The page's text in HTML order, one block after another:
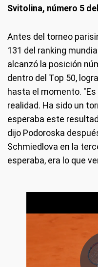
Svitolina, número 5
Antes del torneo
131 del ranking
alcanzó la posición
dentro del Top 50,
hasta el momento.
realidad. Ha sido un
esperaba este
dijo Podoroska
Schmiedlova en la
esperaba, era lo que